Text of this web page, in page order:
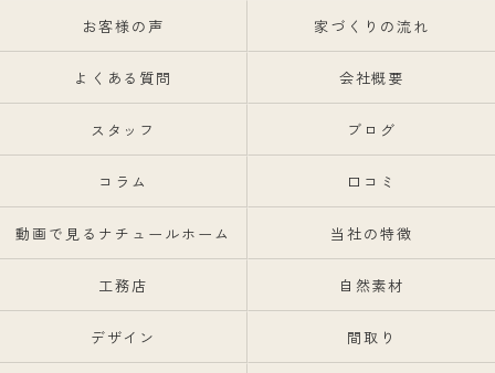
お客様の声 家づくりの流れ
よくある質問 会社概要
スタッフ ブログ
コラム 口コミ
動画で見るナチュールホーム 当社の特徴
工務店 自然素材
デザイン 間取り